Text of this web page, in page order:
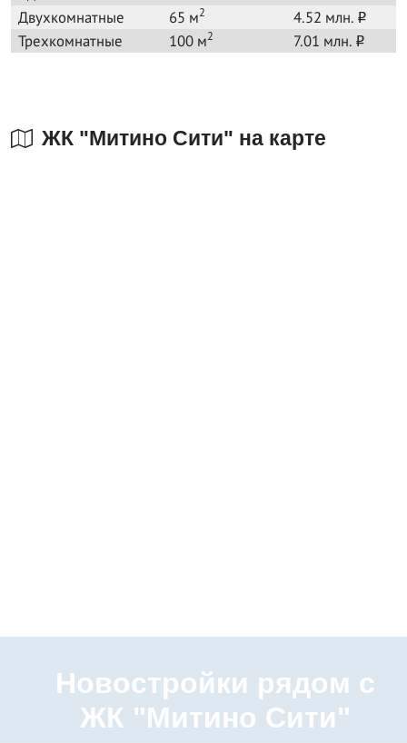
Двухкомнатные
65 м2 4.52 млн. o
Трехкомнатные 100 м2 7.01 млн. o
ЖК "Митино Сити" на карте
Новостройки рядом с
ЖК "Митино Сити"